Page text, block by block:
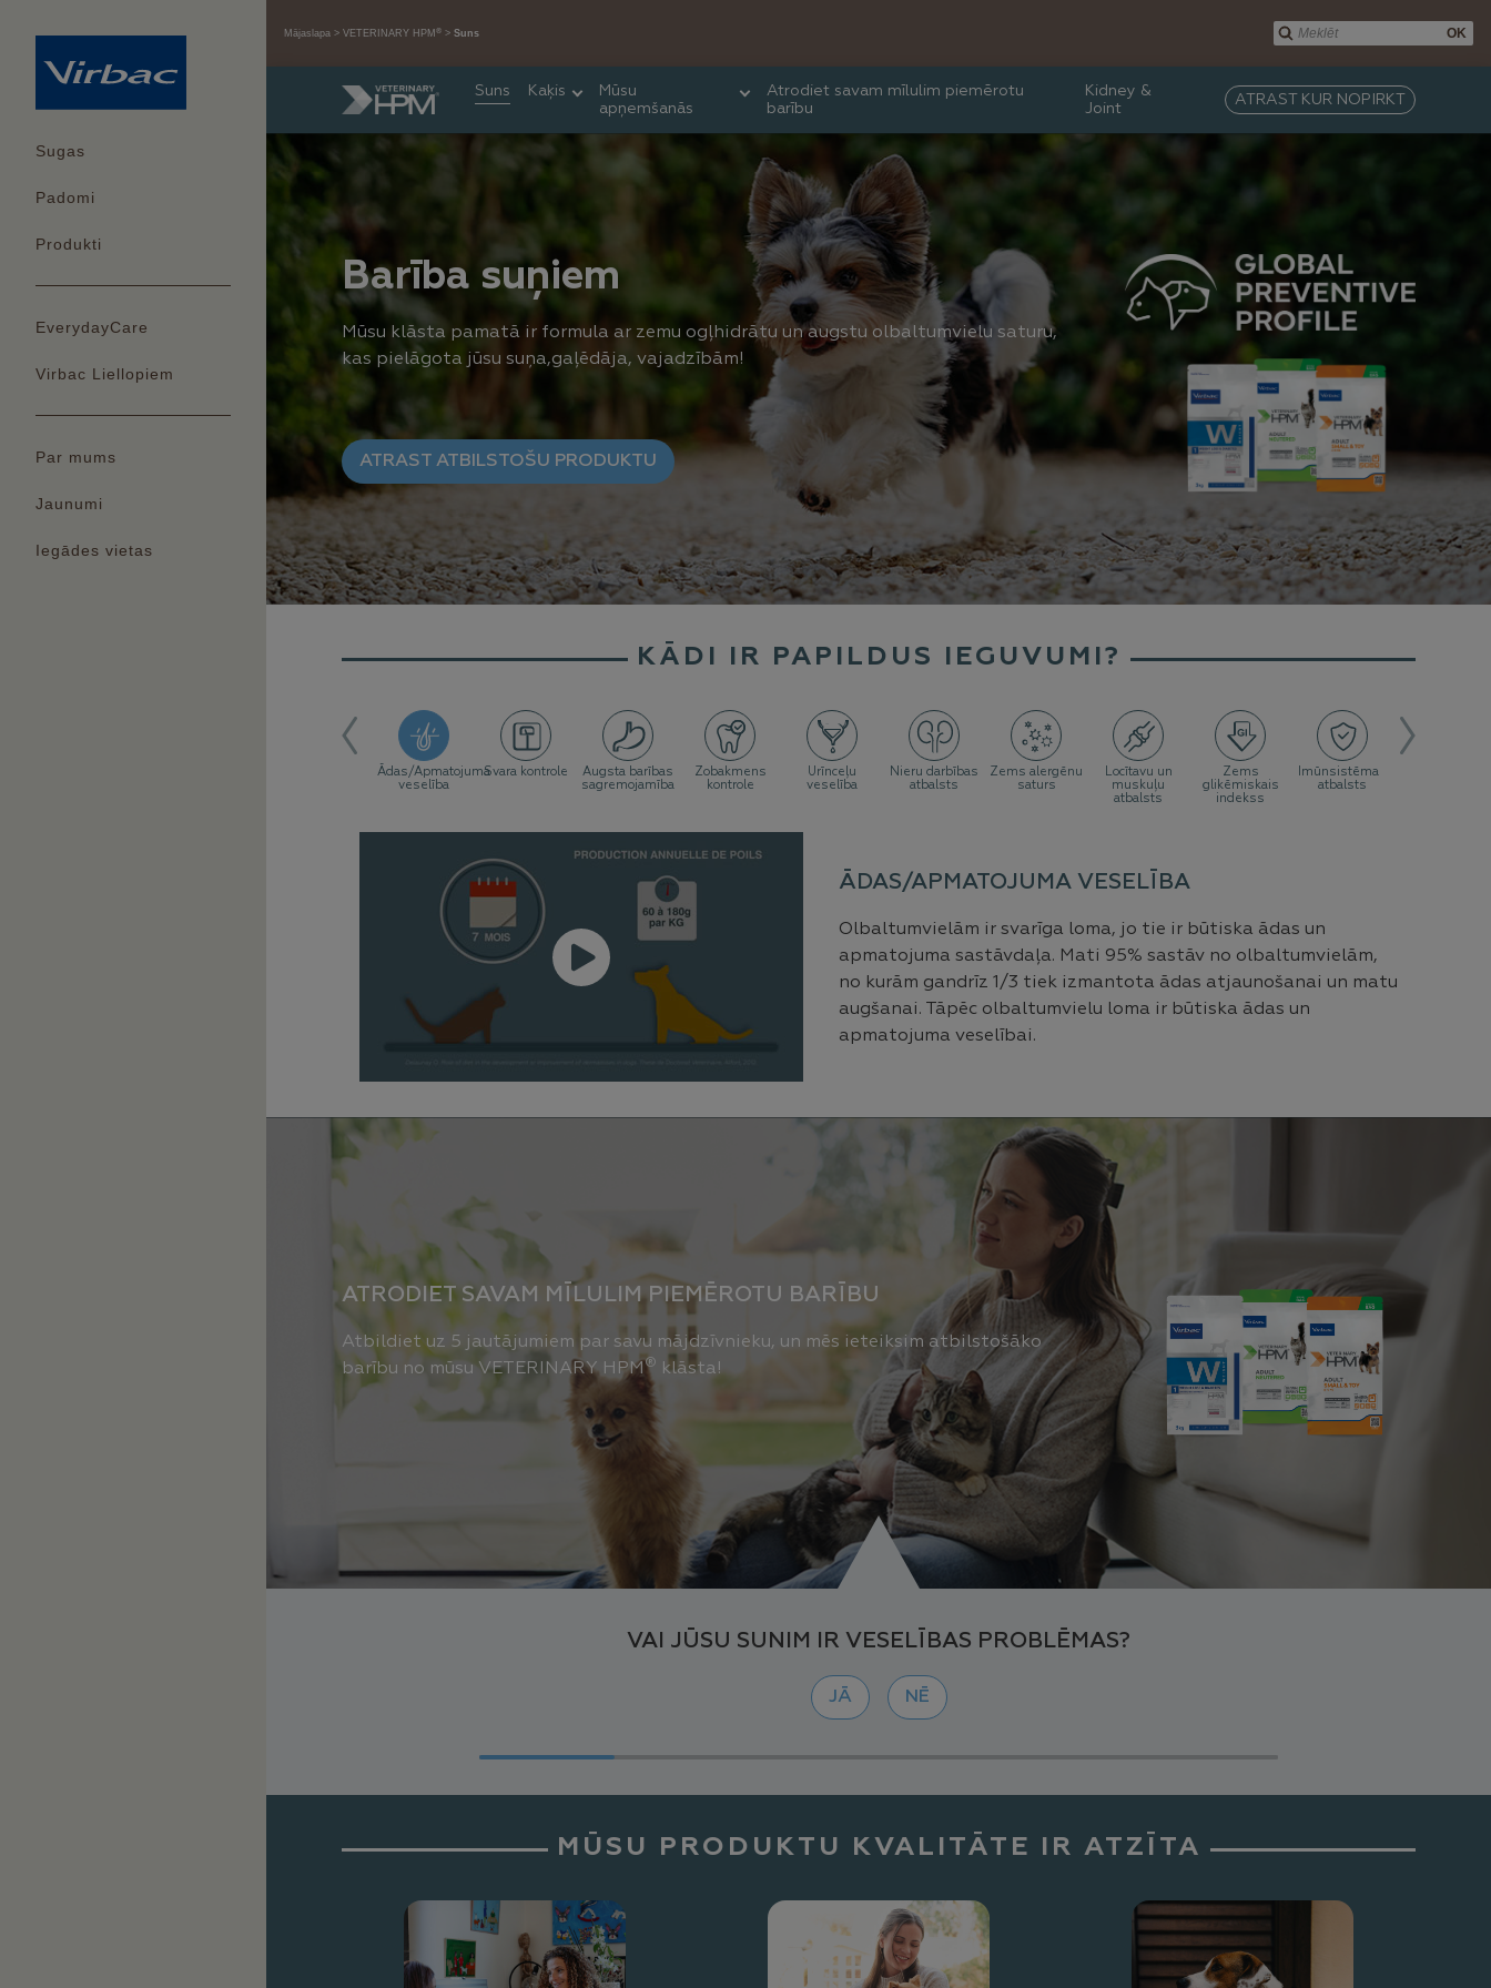
Sugas
Padomi
Produkti
EverydayCare
Virbac Liellopiem
Par mums
Jaunumi
Iegādes vietas
OK
Mājaslapa VETERINARY HPM ® Suns
Suns Kaķis
Mūsu
apņemšanās
Atrodiet savam mīlulim piemērotu
barību
Kidney &
Joint
ATRAST KUR NOPIRKT
Barība suņiem
Mūsu klāsta pamatā ir formula ar zemu ogļhidrātu un augstu olbaltumvielu saturu,
kas pielāgota jūsu suņa,gaļēdāja, vajadzībām!
ATRAST ATBILSTOŠU PRODUKTU
KĀDI IR PAPILDUS IEGUVUMI?
Ādas/Apmatojuma
veselība
Svara kontrole
Augsta barības
sagremojamība
Zobakmens
kontrole
Urīnceļu
veselība
Nieru darbības
atbalsts
Zems alergēnu
saturs
Locītavu un
muskuļu
atbalsts
Zems
glikēmiskais
indekss
Imūnsistēmas
atbalsts
ĀDAS/APMATOJUMA VESELĪBA
Olbaltumvielām ir svarīga loma, jo tie ir būtiska ādas un
apmatojuma sastāvdaļa. Mati 95% sastāv no olbaltumvielām,
no kurām gandrīz 1/3 tiek izmantota ādas atjaunošanai un matu
augšanai. Tāpēc olbaltumvielu loma ir būtiska ādas un
apmatojuma veselībai.
ATRODIET SAVAM MĪLULIM PIEMĒROTU BARĪBU
Atbildiet uz 5 jautājumiem par savu mājdzīvnieku, un mēs ieteiksim atbilstošāko
barību no mūsu VETERINARY HPM® klāsta!
VAI JŪSU SUNIM IR VESELĪBAS PROBLĒMAS?
JĀ NĒ
MŪSU PRODUKTU KVALITĀTE IR ATZĪTA